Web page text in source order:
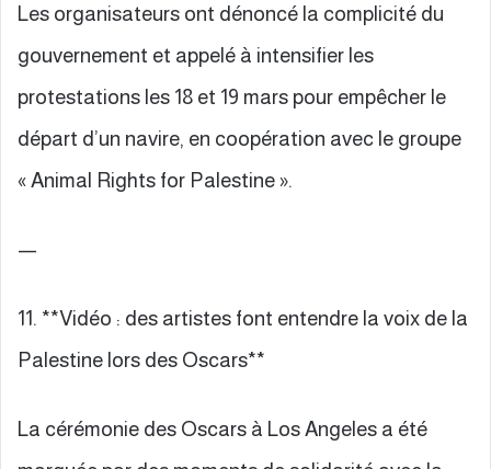
Les organisateurs ont dénoncé la complicité du
gouvernement et appelé à intensifier les
protestations les 18 et 19 mars pour empêcher le
départ d’un navire, en coopération avec le groupe
« Animal Rights for Palestine ».
—
11. **Vidéo : des artistes font entendre la voix de la
Palestine lors des Oscars**
La cérémonie des Oscars à Los Angeles a été